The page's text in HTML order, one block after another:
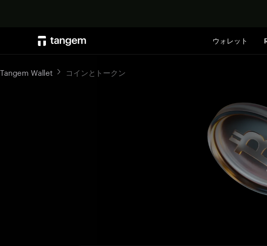
ウォレット
Tangem Wallet コインとトークン